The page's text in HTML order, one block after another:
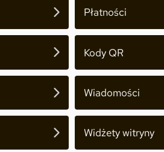
Płatności
Kody QR
Wiadomości
Widżety witryny